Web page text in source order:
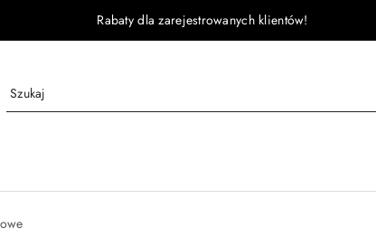
Rabaty dla zarejestrowanych klientów!